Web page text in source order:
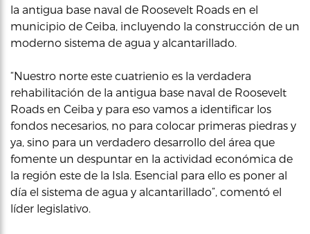
la antigua base naval de Roosevelt Roads en el
municipio de Ceiba, incluyendo la construcción de un
moderno sistema de agua y alcantarillado.
“Nuestro norte este cuatrienio es la verdadera
rehabilitación de la antigua base naval de Roosevelt
Roads en Ceiba y para eso vamos a identificar los
fondos necesarios, no para colocar primeras piedras y
ya, sino para un verdadero desarrollo del área que
fomente un despuntar en la actividad económica de
la región este de la Isla. Esencial para ello es poner al
día el sistema de agua y alcantarillado”, comentó el
líder legislativo.